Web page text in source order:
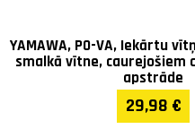
YAMAWA, PO-VA, Iekārtu
smalkā vītne, caurejošiem
apstrāde
29,98 €